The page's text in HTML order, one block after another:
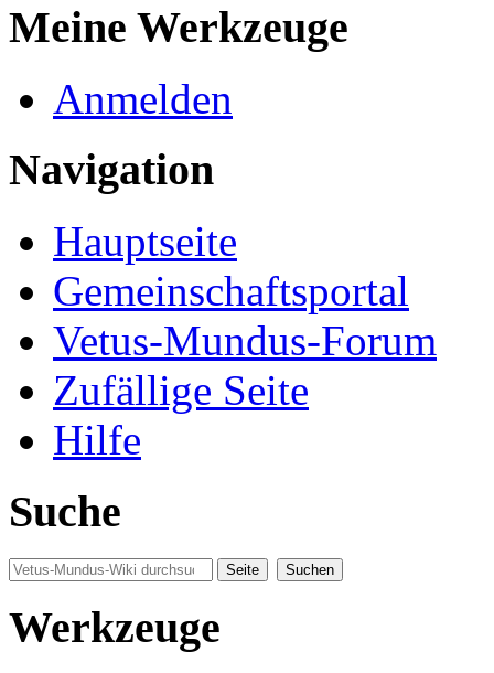
Meine Werkzeuge
Anmelden
Navigation
Hauptseite
Gemeinschaftsportal
Vetus-Mundus-Forum
Zufällige Seite
Hilfe
Suche
Werkzeuge